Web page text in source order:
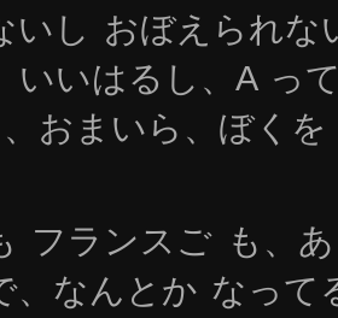
いし おぼえられ
いいはるし、A っ
おまいら、ぼく
フランスご も、
、なんとか なって